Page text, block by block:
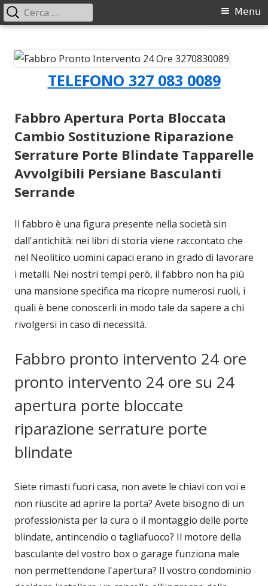
3270830089
Porte Blindate Tapparelle Avvolgibili Persiane Basculanti Serrande
Primary
Menu
Ricerca
per:
TELEFONO 327 083 0089
Fabbro Apertura Porta Bloccata
Cambio Sostituzione Riparazione
Serrature Porte Blindate Tapparelle
Avvolgibili Persiane Basculanti
Serrande
Il fabbro è una figura presente nella società sin
dall'antichità: nei libri di storia viene raccontato che
nel Neolitico uomini capaci erano in grado di lavorare
i metalli. Nei nostri tempi però, il fabbro non ha più
una mansione specifica ma ricopre numerosi ruoli, i
quali è bene conoscerli in modo tale da sapere a chi
rivolgersi in caso di necessità.
Fabbro pronto intervento 24 ore
pronto intervento 24 ore su 24
apertura porte bloccate
riparazione serrature porte
blindate
Siete rimasti fuori casa, non avete le chiavi con voi e
non riuscite ad aprire la porta? Avete bisogno di un
professionista per la cura o il montaggio delle porte
blindate, antincendio o tagliafuoco? Il motore della
basculante del vostro box o garage funziona male
non permettendone l'apertura? Il vostro condominio